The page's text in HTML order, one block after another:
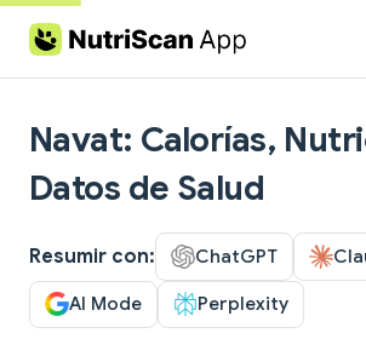
Skip to content
Navat: Calorías,
Datos de Salud
Resumir con: ChatGPT
AI Mode Perplexity